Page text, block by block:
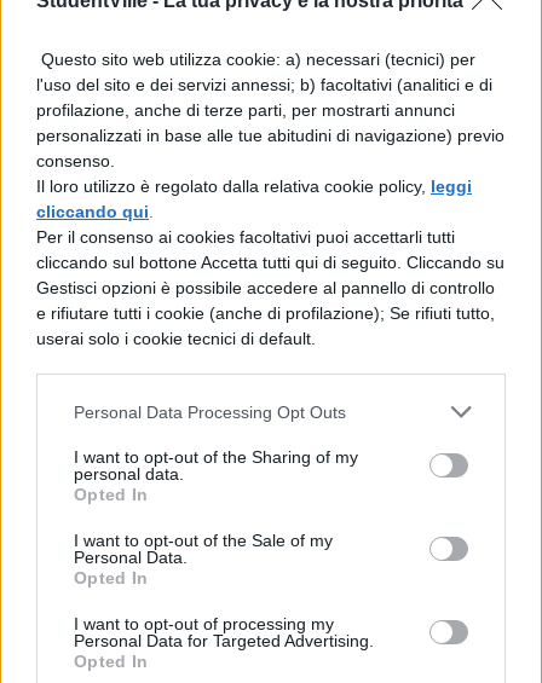
Questo sito web utilizza cookie: a) necessari (tecnici) per
l'uso del sito e dei servizi annessi; b) facoltativi (analitici e di
profilazione, anche di terze parti, per mostrarti annunci
personalizzati in base alle tue abitudini di navigazione) previo
consenso.
Il loro utilizzo è regolato dalla relativa cookie policy, leggi
cliccando qui
Per il consenso ai cookies facoltativi puoi accettarli tutti
cliccando sul bottone Accetta tutti qui di seguito. Cliccando su
Gestisci opzioni è possibile accedere al pannello di controllo
e rifiutare tutti i cookie (anche di profilazione); Se rifiuti tutto,
userai solo i cookie tecnici di default.
Personal Data Processing Opt Outs
I want to opt-out of the Sharing of my
personal data.
Opted In
I want to opt-out of the Sale of my
Personal Data.
Opted In
I want to opt-out of processing my
Personal Data for Targeted Advertising.
Opted In
per limitare l’accessoesclusivamente al
dirigente scolastico e a poche figure
designate. La bacheca, invece, per sua
natura, consente la diffusione generalizzata
dei contenuti pubblicati a tutti i destinatari
abilitati.
L’uso improprio dello strumento ha
trasformato una comunicazione interna,
diffusione indiscriminata
di dati personali dei dipendenti
. Il
Garante ha richiamato il
necessità: le informazioni relative al
rapporto di lavoro non devono essere
portate a conoscenza di soggetti estranei
(genitori e studenti)